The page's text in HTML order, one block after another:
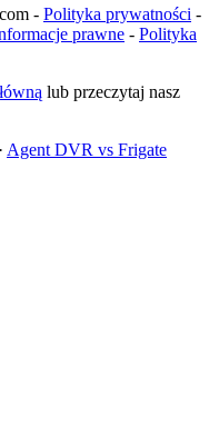
- Polityka prywatności -
prawne - Polityka
lub przeczytaj nasz
· Agent DVR vs Frigate